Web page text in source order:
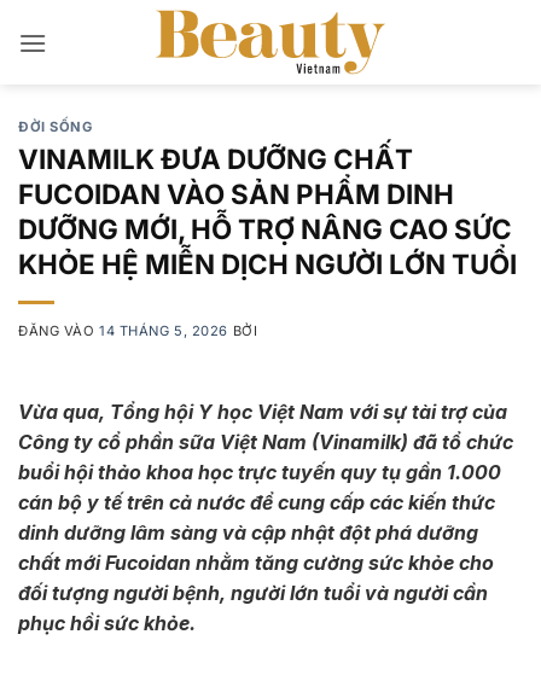
qua
ĐỜI SỐNG
VINAMILK ĐƯA DƯỠNG CHẤT
FUCOIDAN VÀO SẢN PHẨM DINH
DƯỠNG MỚI, HỖ TRỢ NÂNG CAO SỨC
KHỎE HỆ MIỄN DỊCH NGƯỜI LỚN TUỔI
ĐĂNG VÀO14 THÁNG 5, 2026 BỞI
Vừa qua, Tổng hội Y học Việt Nam với sự tài trợ của
Công ty cổ phần sữa Việt Nam (Vinamilk) đã tổ chức
buổi hội thảo khoa học trực tuyến quy tụ gần 1.000
cán bộ y tế trên cả nước để cung cấp các kiến thức
dinh dưỡng lâm sàng và cập nhật đột phá dưỡng
chất mới Fucoidan nhằm tăng cường sức khỏe cho
đối tượng người bệnh, người lớn tuổi và người cần
phục hồi sức khỏe.